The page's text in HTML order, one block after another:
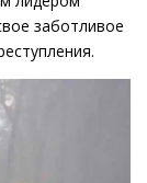
заботливое